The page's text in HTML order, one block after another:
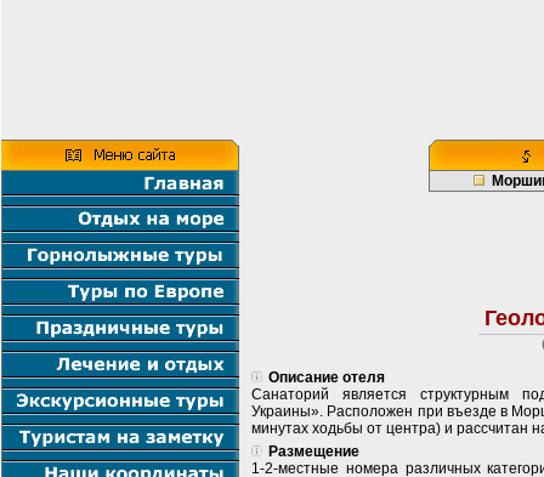
Описание отеля
Санаторий является структурным
Украины». Расположен при въезде в
минутах ходьбы от центра) и рассчитан
Размещение
1-2-местные номера различных